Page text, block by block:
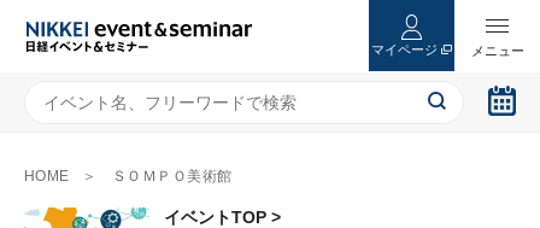
マイページ
HOME ＳＯＭＰＯ美術館
イベントTOP >